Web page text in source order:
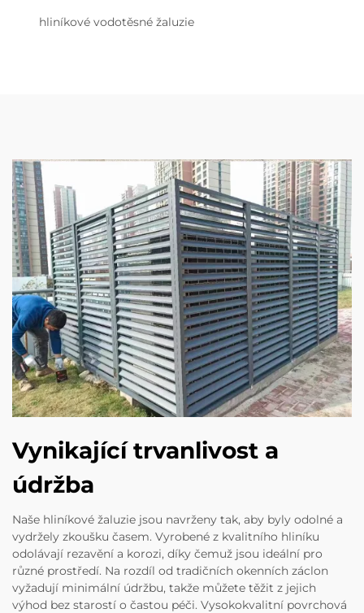
hliníkové vodotěsné žaluzie
Vynikající trvanlivost a
údržba
Naše hliníkové žaluzie jsou navrženy tak, aby byly odolné a
vydržely zkoušku časem. Vyrobené z kvalitního hliníku
odolávají rezavění a korozi, díky čemuž jsou ideální pro
různé prostředí. Na rozdíl od tradičních okenních záclon
vyžadují minimální údržbu, takže můžete těžit z jejich
výhod bez starostí o častou péči. Vysokokvalitní povrchová